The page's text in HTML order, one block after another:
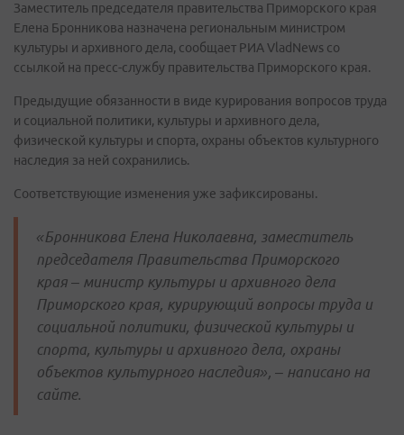
Заместитель председателя правительства Приморского края
Елена Бронникова назначена региональным министром
культуры и архивного дела, сообщает РИА VladNews со
ссылкой на пресс-службу правительства Приморского края.
Предыдущие обязанности в виде курирования вопросов труда
и социальной политики, культуры и архивного дела,
физической культуры и спорта, охраны объектов культурного
наследия за ней сохранились.
Соответствующие изменения уже зафиксированы.
«Бронникова Елена Николаевна, заместитель
председателя Правительства Приморского
края – министр культуры и архивного дела
Приморского края, курирующий вопросы труда и
социальной политики, физической культуры и
спорта, культуры и архивного дела, охраны
объектов культурного наследия», – написано на
сайте.